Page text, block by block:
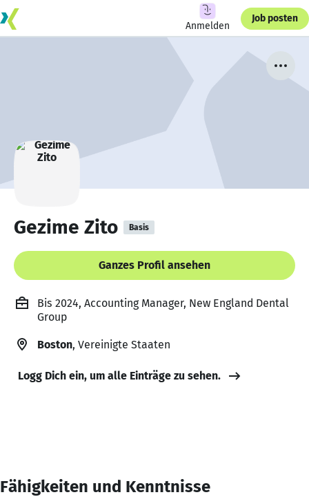
Anmelden
Job posten
Gezime Zito Basis
Ganzes Profil ansehen
Bis 2024, Accounting Manager, New England Dental
Group
Boston, Vereinigte Staaten
Logg Dich ein, um alle Einträge zu sehen.
Fähigkeiten und Kenntnisse